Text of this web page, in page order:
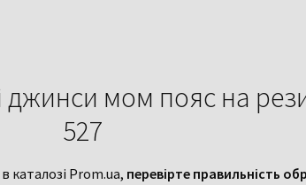
джинси мом пояс на
527
каталозі Prom.ua, перевірте правильність